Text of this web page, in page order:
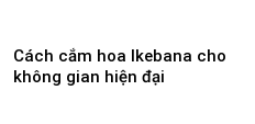
Cách cắm hoa Ikebana cho
không gian hiện đại